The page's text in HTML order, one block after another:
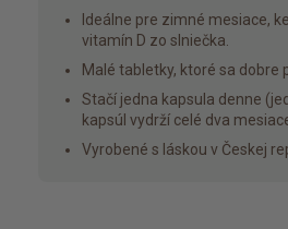
Ideálne pre zimné mesiace,
vitamín D zo slniečka.
Malé tabletky, ktoré sa dobre
Stačí jedna kapsula denne
kapsúl vydrží celé dva
Vyrobené s láskou v Českej